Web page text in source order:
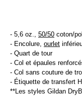
- 5,6 oz., 50/50 coton/
- Encolure, ourlet
- Quart de tour
- Col et épaules
- Col sans couture de
- Étiquette de transfert
**Les styles Gildan